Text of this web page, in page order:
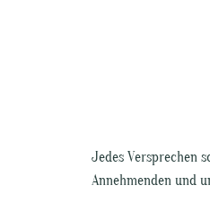
Jedes Versprechen
Annehmenden und